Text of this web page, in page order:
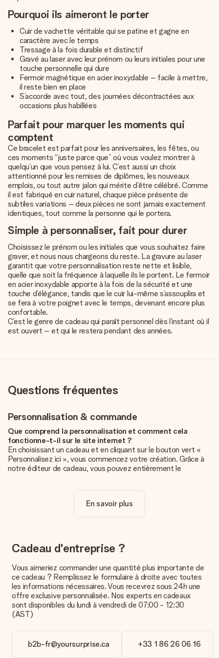
Pourquoi ils aimeront le porter
Cuir de vachette véritable qui se patine et gagne en
caractère avec le temps
Tressage à la fois durable et distinctif
Gravé au laser avec leur prénom ou leurs initiales pour une
touche personnelle qui dure
Fermoir magnétique en acier inoxydable – facile à mettre,
il reste bien en place
S’accorde avec tout, des journées décontractées aux
occasions plus habillées
Parfait pour marquer les moments qui
comptent
Ce bracelet est parfait pour les anniversaires, les fêtes, ou
ces moments “juste parce que” où vous voulez montrer à
quelqu’un que vous pensez à lui. C’est aussi un choix
attentionné pour les remises de diplômes, les nouveaux
emplois, ou tout autre jalon qui mérite d’être célébré. Comme
il est fabriqué en cuir naturel, chaque pièce présente de
subtiles variations – deux pièces ne sont jamais exactement
identiques, tout comme la personne qui le portera.
Simple à personnaliser, fait pour durer
Choisissez le prénom ou les initiales que vous souhaitez faire
graver, et nous nous chargeons du reste. La gravure au laser
garantit que votre personnalisation reste nette et lisible,
quelle que soit la fréquence à laquelle ils le portent. Le fermoir
en acier inoxydable apporte à la fois de la sécurité et une
touche d’élégance, tandis que le cuir lui-même s’assouplira et
se fera à votre poignet avec le temps, devenant encore plus
confortable.
C’est le genre de cadeau qui paraît personnel dès l’instant où il
est ouvert – et qui le restera pendant des années.
Questions fréquentes
Personnalisation & commande
Que comprend la personnalisation et comment cela
fonctionne-t-il sur le site internet ?
En choisissant un cadeau et en cliquant sur le bouton vert «
Personnalisez ici », vous commencez votre création. Grâce à
notre éditeur de cadeau, vous pouvez entièrement le
unique pour ajouter une touche finale à votre cadeau.
La personnalisation est-elle comprise dans le prix ?
Comment savoir si ma photo est de qualité suffisante ?
ton cadeau. C'est pourquoi il est important d'utiliser des
photos de haute qualité. Si tu n'es pas sûr de la qualité de ton
image, contacte notre équipe du service clientèle et joins ta
photo au cadeau que tu souhaites commander. Ils pourront
alors vérifier la qualité pour toi !
Vous pouvez utiliser les formats JPG et PNG et les
télécharger dans notre éditeur de cadeau. Si ces termes vous
paraissent trop techniques ou si vous disposez d’une photo
En savoir plus
Cadeau d'entreprise ?
Vous aimeriez commander une quantité plus importante de
ce cadeau ? Remplissez le formulaire à droite avec toutes
les informations nécessaires. Vous recevrez sous 24h une
offre exclusive personnalisée. Nos experts en cadeaux
sont disponibles du lundi à vendredi de 07:00 - 12:30
(AST)
b2b-fr@yoursurprise.ca +33 1 86 26 06 16